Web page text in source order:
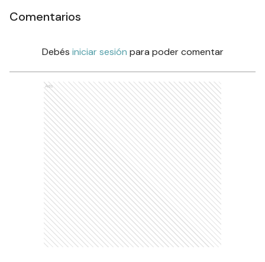
Comentarios
Debés iniciar sesión para poder comentar
Ads